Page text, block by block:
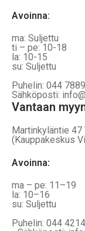
Avoinna:
ma: Suljettu
ti – pe: 10-18
la: 10-15
su: Suljettu
Puhelin: 044
Sähköposti:
Vantaan
Martinkyläntie 47
(Kauppakeskus
Avoinna:
ma – pe: 11–19
la: 10–16
su: Suljettu
Puhelin: 044